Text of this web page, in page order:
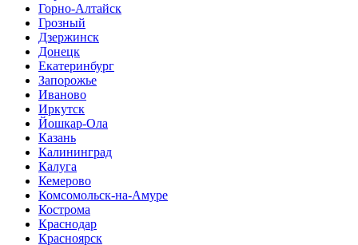
Горно-Алтайск
Грозный
Дзержинск
Донецк
Екатеринбург
Запорожье
Иваново
Иркутск
Йошкар-Ола
Казань
Калининград
Калуга
Кемерово
Комсомольск-на-Амуре
Кострома
Краснодар
Красноярск